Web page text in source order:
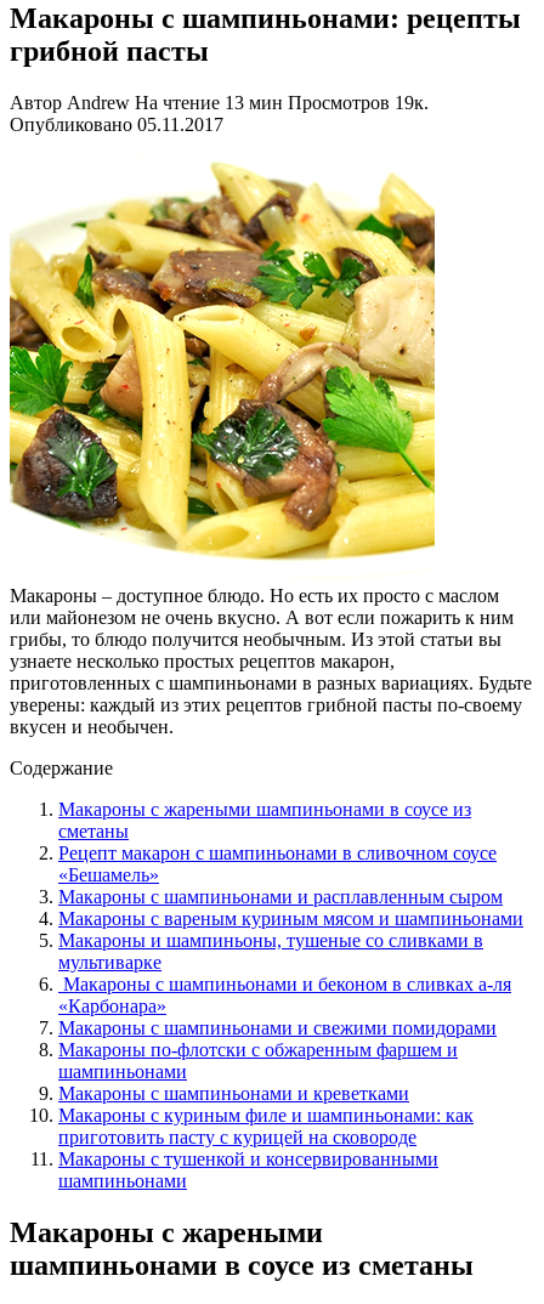
Макароны с шампиньонами: рецепты
грибной пасты
Автор Andrew На чтение 13 мин Просмотров 19к.
Опубликовано 05.11.2017
Макароны – доступное блюдо. Но есть их просто с маслом
или майонезом не очень вкусно. А вот если пожарить к ним
грибы, то блюдо получится необычным. Из этой статьи вы
узнаете несколько простых рецептов макарон,
приготовленных с шампиньонами в разных вариациях. Будьте
уверены: каждый из этих рецептов грибной пасты по-своему
вкусен и необычен.
Содержание
Макароны с жареными шампиньонами в соусе из
сметаны
Рецепт макарон с шампиньонами в сливочном соусе
«Бешамель»
Макароны с шампиньонами и расплавленным сыром
Макароны с вареным куриным мясом и шампиньонами
Макароны и шампиньоны, тушеные со сливками в
мультиварке
Макароны с шампиньонами и беконом в сливках а-ля
«Карбонара»
Макароны с шампиньонами и свежими помидорами
Макароны по-флотски с обжаренным фаршем и
шампиньонами
Макароны с шампиньонами и креветками
Макароны с куриным филе и шампиньонами: как
приготовить пасту с курицей на сковороде
Макароны с тушенкой и консервированными
шампиньонами
Макароны с жареными
шампиньонами в соусе из сметаны